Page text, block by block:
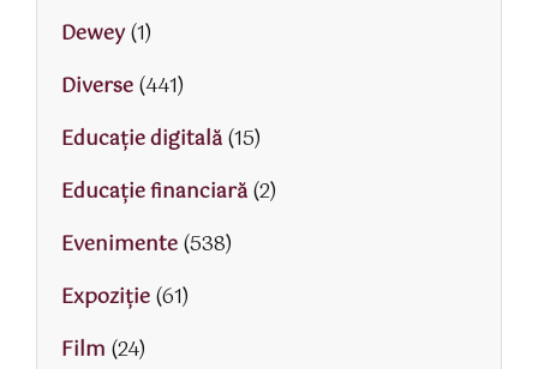
Dewey(1)
Diverse(441)
Educaţie digitală(15)
Educaţie financiară(2)
Evenimente(538)
Expoziție(61)
Film (24)